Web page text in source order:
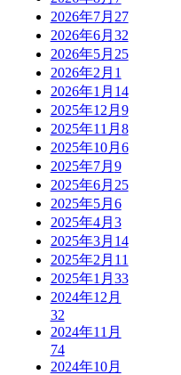
2026年7月 27
2026年6月 32
2026年5月 25
2026年2月 1
2026年1月 14
2025年12月 9
2025年11月 8
2025年10月 6
2025年7月 9
2025年6月 25
2025年5月 6
2025年4月 3
2025年3月 14
2025年2月 11
2025年1月 33
2024年12月
32
2024年11月
74
2024年10月